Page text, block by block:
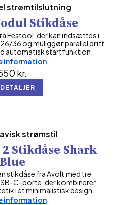
strømtilslutning
Stikdåse
Festool, der kan indsættes i
36 og muliggør parallel drift
automatisk startfunktion.
kr.
information
strømstil
Stikdåse Shark
Blue
stikdåse fra Avolt med tre
C-porte, der kombinerer
i et minimalistisk design.
information